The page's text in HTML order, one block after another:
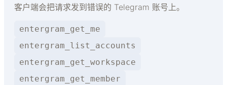
客户端会把请求发到错误的 Telegram 账号上。
entergram_get_me
entergram_list_accounts
entergram_get_workspace
entergram_get_member